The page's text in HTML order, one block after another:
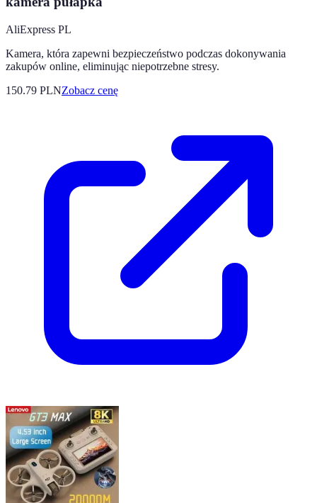
AliExpress PL
Kamera, która zapewni bezpieczeństwo podczas dokonywania
zakupów online, eliminując niepotrzebne stresy.
150.79 PLNZobacz cenę